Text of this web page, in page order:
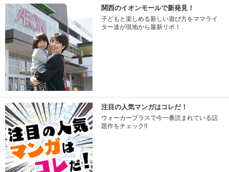
関西のイオンモールで新発見！
子どもと楽しめる新しい遊び方をママライ
ター達が現地から最新リポ！
注目の人気マンガはコレだ！
ウォーカープラスで今一番読まれている話
題作をチェック!!